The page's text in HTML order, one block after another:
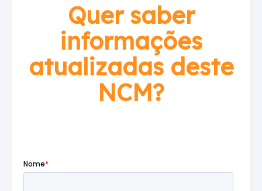
Quer saber
informações
atualizadas deste
NCM?